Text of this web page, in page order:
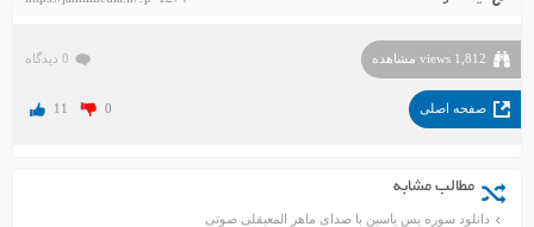
1,812 views مشاهده 0 دیدگاه
صفحه اصلی 11 0
مطالب مشابه
دانلود سوره یس یاسین با صدای ماهر المعیقلی صوتی